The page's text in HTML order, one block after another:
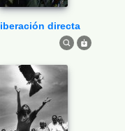
Liberación directa